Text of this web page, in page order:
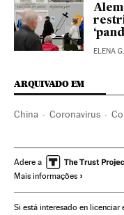
ELENA
ARQUIVADO EM
China Coronavirus
Saúde Doenças
Adere a
Mais informações
Si está interesado en licenciar